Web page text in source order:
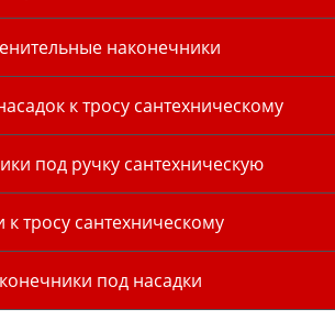
наконечники
к тросу сантехническому
под ручку сантехническую
к тросу сантехническому
под насадки